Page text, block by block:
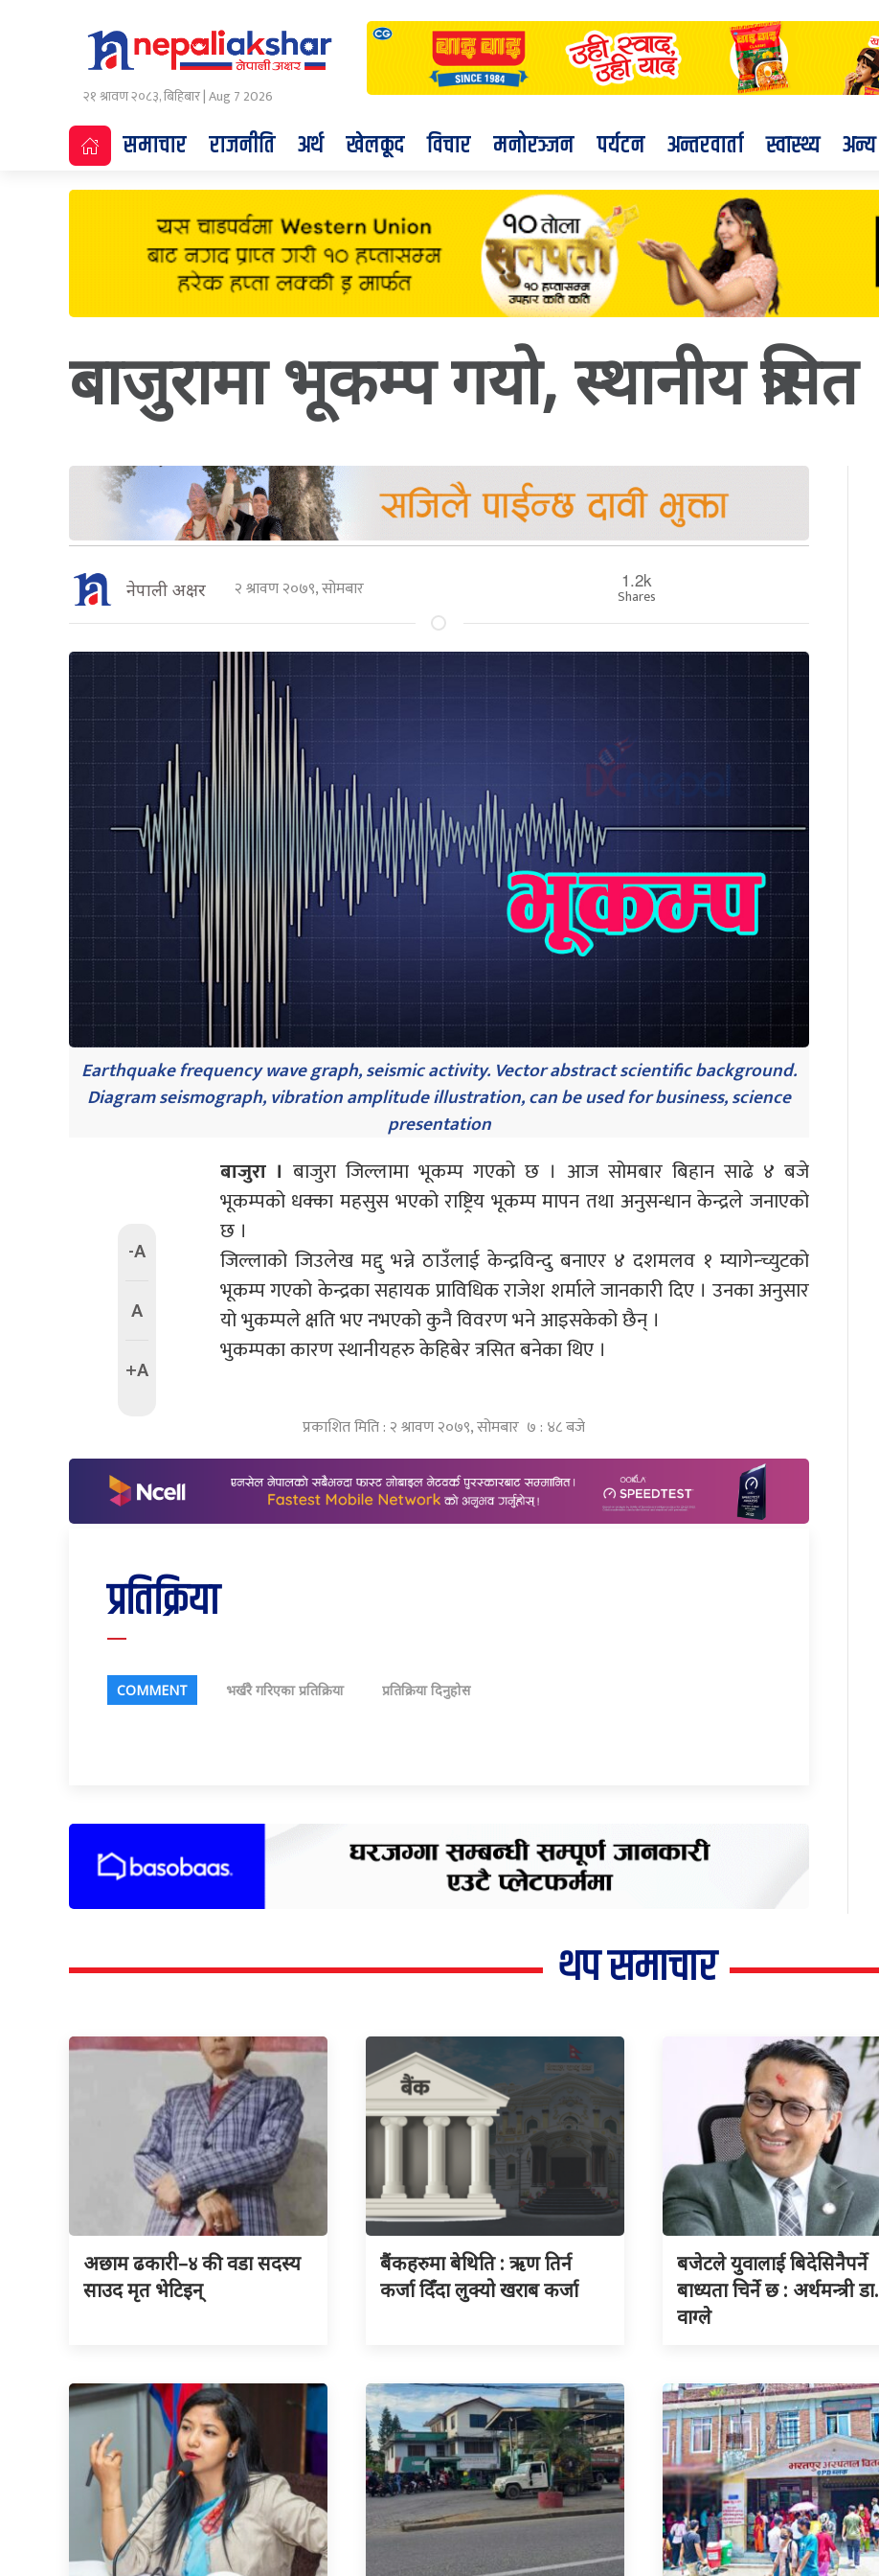
२१ श्रावण २०८३, बिहिबार | Aug 7 2026
समाचार राजनीति अर्थ खेलकूद विचार मनोरञ्जन पर्यटन अन्तरवार्ता स्वास्थ्य अन्य
बाजुरामा भूकम्प गयो, स्थानीय त्रसित
नेपाली अक्षर २ श्रावण २०७९, सोमबार 1.2k
Shares
Earthquake frequency wave graph, seismic activity. Vector abstract scientific background.
Diagram seismograph, vibration amplitude illustration, can be used for business, science
presentation
-A
A
+A
बाजुरा । बाजुरा जिल्लामा भूकम्प गएको छ । आज सोमबार बिहान साढे ४ बजे
भूकम्पको धक्का महसुस भएको राष्ट्रिय भूकम्प मापन तथा अनुसन्धान केन्द्रले जनाएको
छ ।
जिल्लाको जिउलेख मद्दु भन्ने ठाउँलाई केन्द्रविन्दु बनाएर ४ दशमलव १ म्यागेन्च्युटको
भूकम्प गएको केन्द्रका सहायक प्राविधिक राजेश शर्माले जानकारी दिए । उनका अनुसार
यो भुकम्पले क्षति भए नभएको कुनै विवरण भने आइसकेको छैन् ।
भुकम्पका कारण स्थानीयहरु केहिबेर त्रसित बनेका थिए ।
प्रकाशित मिति : २ श्रावण २०७९, सोमबार ७ : ४८ बजे
प्रतिक्रिया
COMMENT भर्खरै गरिएका प्रतिक्रिया प्रतिक्रिया दिनुहोस
थप समाचार
अछाम ढकारी–४ की वडा सदस्य
साउद मृत भेटिइन्
बैंकहरुमा बेथिति : ऋण तिर्न
कर्जा दिँदा लुक्यो खराब कर्जा
बजेटले युवालाई बिदेसिनैपर्ने
बाध्यता चिर्ने छ : अर्थमन्त्री डा.
वाग्ले